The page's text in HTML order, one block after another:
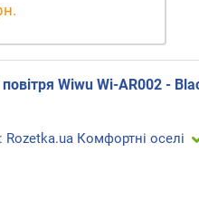
Wiwu Wi-AR002 -
Комфортні оселі